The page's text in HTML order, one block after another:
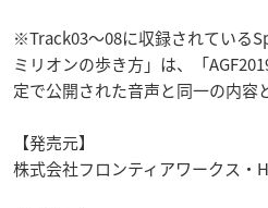
※Track03～08に収録されている
ミリオンの歩き方」は、「
定で公開された音声と同一の内容
【発売元】
株式会社フロンティアワークス・